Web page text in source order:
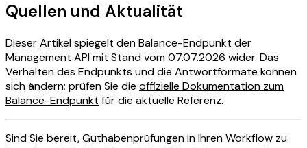
Quellen und Aktualität
Dieser Artikel spiegelt den Balance-Endpunkt der
Management API mit Stand vom 07.07.2026 wider. Das
Verhalten des Endpunkts und die Antwortformate können
sich ändern; prüfen Sie die offizielle Dokumentation zum
Balance-Endpunkt für die aktuelle Referenz.
Sind Sie bereit, Guthabenprüfungen in Ihren Workflow zu